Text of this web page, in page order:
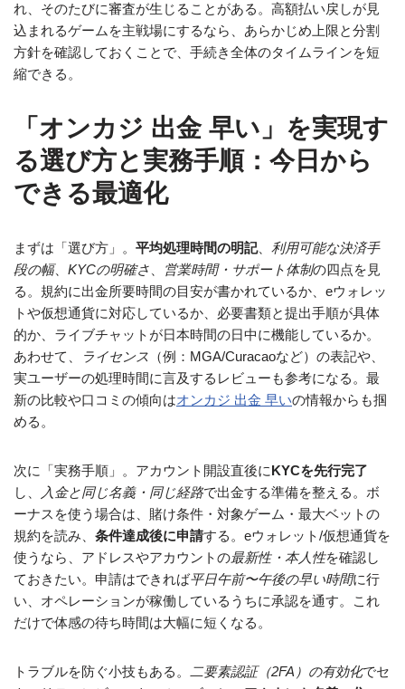
れ、そのたびに審査が生じることがある。高額払い戻しが見
込まれるゲームを主戦場にするなら、あらかじめ上限と分割
方針を確認しておくことで、手続き全体のタイムラインを短
縮できる。
「オンカジ 出金 早い」を実現す
る選び方と実務手順：今日から
できる最適化
まずは「選び方」。 平均処理時間の明記、 利用可能な決済手
段の幅、 KYCの明確さ 営業時間・サポート体制の四点を見
る。規約に出金所要時間の目安が書かれているか、eウォレッ
トや仮想通貨に対応しているか、必要書類と提出手順が具体
的か、ライブチャットが日本時間の日中に機能しているか。
あわせて、
ライセンス （例：MGA/Curacaoなど）の表記や、
実ユーザーの処理時間に言及するレビューも参考になる。最
新の比較や口コミの傾向はオンカジ 出金 早いの情報からも掴
める。
次に「実務手順」。アカウント開設直後にKYCを先行完了
し、
入金と同じ名義・同じ経路で出金する準備を整える。ボ
ーナスを使う場合は、賭け条件・対象ゲーム・最大ベットの
規約を読み、 条件達成後に申請する。eウォレット/仮想通貨を
使うなら、アドレスやアカウントの最新性・本人性を確認し
ておきたい。申請はできれば平日午前〜午後の早い時間に行
い、オペレーションが稼働しているうちに承認を通す。これ
だけで体感の待ち時間は大幅に短くなる。
トラブルを防ぐ小技もある。 二要素認証（2FA）の有効化でセ